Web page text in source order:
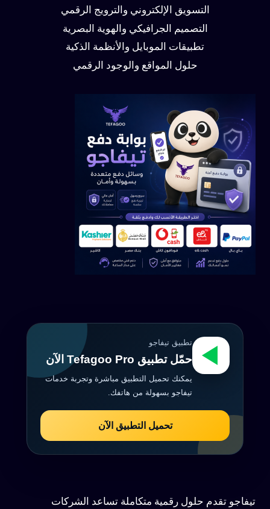
التسويق الإلكتروني والترويج الرقمي
التصميم الجرافيكي والهوية البصرية
تطبيقات الموبايل والأنظمة الذكية
حلول المواقع والوجود الرقمي
تطبيق تيفاجو
حمّل تطبيق Tefagoo Pro الآن
يمكنك تحميل التطبيق مباشرة وتجربة خدمات
تيفاجو بسهولة من هاتفك.
تحميل التطبيق الآن
تيفاجو تقدم حلول رقمية متكاملة تساعد الشركات